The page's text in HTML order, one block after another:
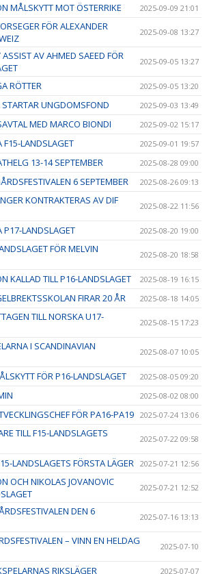
MÅLSKYTT MOT ÖSTERRIKE 2025-09-09 21:01
FÖR ALEXANDER
2025-09-08 13:27
AV AHMED SAEED FÖR
2025-09-05 13:27
RÖTTER 2025-09-05 13:20
UNGDOMSFOND 2025-09-03 13:49
MED MARCO BIONDI 2025-09-02 15:17
F15-LANDSLAGET 2025-09-01 19:57
13-14 SEPTEMBER 2025-08-28 09:00
6 SEPTEMBER 2025-08-26 09:13
KONTRAKTERAS AV DIF
2025-08-22 11:56
P17-LANDSLAGET 2025-08-20 19:00
FÖR MELVIN
2025-08-20 18:58
KALLAD TILL P16-LANDSLAGET 2025-08-19 16:15
FIRAR 20 ÅR 2025-08-18 14:05
TILL NORSKA U17-
2025-08-15 17:23
I SCANDINAVIAN
2025-08-07 10:05
FÖR P16-LANDSLAGET 2025-08-05 09:20
2025-08-02 08:00
FÖR PA16-PA19 2025-07-24 13:06
TILL F15-LANDSLAGETS
2025-07-22 09:58
LANDSLAGETS FÖRSTA LÄGER 2025-07-21 12:56
OCH NIKOLAS JOVANOVIC
2025-07-21 12:52
DEN 6
2025-07-16 13:13
– VINN EN HELDAG
2025-07-10
RIKSLÄGER 2025-07-07